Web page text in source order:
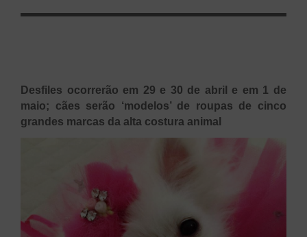
Desfiles ocorrerão em 29 e 30 de abril e em 1 de
maio; cães serão ‘modelos’ de roupas de cinco
grandes marcas da alta costura animal